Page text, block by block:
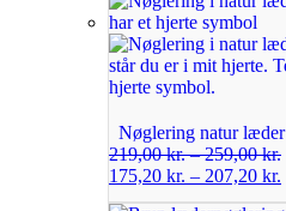
Nøglering natur læder
219,00kr.–259,00kr.
175,20 kr. – 207,20 kr.